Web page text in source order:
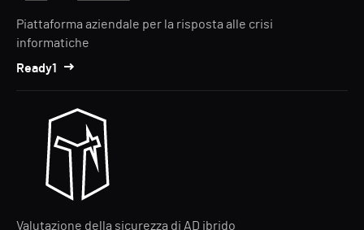
Piattaforma aziendale per la risposta alle crisi
informatiche
Ready1
Valutazione della sicurezza di AD ibrido